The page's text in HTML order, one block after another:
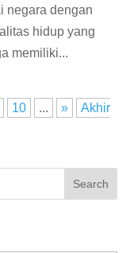
negara dengan
hidup yang
memiliki...
10 ... »
Akhir